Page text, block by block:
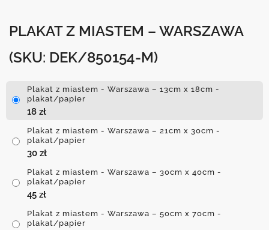
PLAKAT Z MIASTEM – WARSZAWA
(SKU: DEK/850154-M)
Plakat z miastem - Warszawa – 13cm x 18cm -
plakat/papier
18 zł
Plakat z miastem - Warszawa – 21cm x 30cm -
plakat/papier
30 zł
Plakat z miastem - Warszawa – 30cm x 40cm -
plakat/papier
45 zł
Plakat z miastem - Warszawa – 50cm x 70cm -
plakat/papier